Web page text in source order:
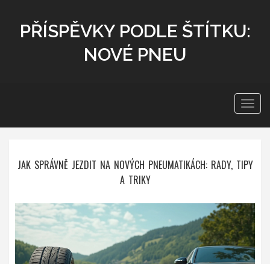
PŘÍSPĚVKY PODLE ŠTÍTKU:
NOVÉ PNEU
JAK SPRÁVNĚ JEZDIT NA NOVÝCH PNEUMATIKÁCH: RADY, TIPY
A TRIKY